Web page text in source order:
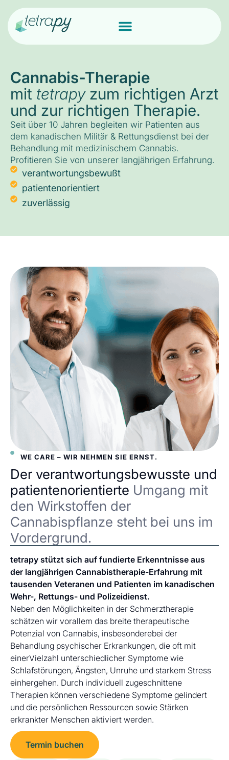
Cannabis-Therapie
mit tetrapyzum richtigen Arzt
und zur richtigen Therapie.
Seit über 10 Jahren begleiten wir Patienten aus
dem kanadischen Militär & Rettungsdienst bei der
Behandlung mit medizinischem Cannabis.
Profitieren Sie von unserer langjährigen Erfahrung.
verantwortungsbewußt
patientenorientiert
zuverlässig
WE CARE – WIR NEHMEN SIE ERNST.
Der verantwortungsbewusste und
patientenorientierte Umgang mit
den Wirkstoffen der
Cannabispflanze steht bei uns im
Vordergrund.
tetrapy stützt sich auf fundierte Erkenntnisse aus
der langjährigen Cannabistherapie-Erfahrung mit
tausenden Veteranen und Patienten im kanadischen
Wehr-, Rettungs- und Polizeidienst.
Neben den Möglichkeiten in der Schmerztherapie
schätzen wir vorallem das breite therapeutische
Potenzial von Cannabis, insbesonderebei der
Behandlung psychischer Erkrankungen, die oft mit
einerVielzahl unterschiedlicher Symptome wie
Schlafstörungen, Ängsten, Unruhe und starkem Stress
einhergehen. Durch individuell zugeschnittene
Therapien können verschiedene Symptome gelindert
und die persönlichen Ressourcen sowie Stärken
erkrankter Menschen aktiviert werden.
Termin buchen